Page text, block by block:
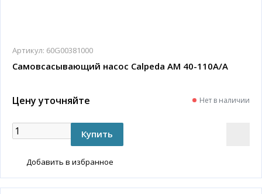
Артикул: 60G00381000
Самовсасывающий насос Calpeda AM 40-110A/A
Цену уточняйте Нет в наличии
Добавить в избранное